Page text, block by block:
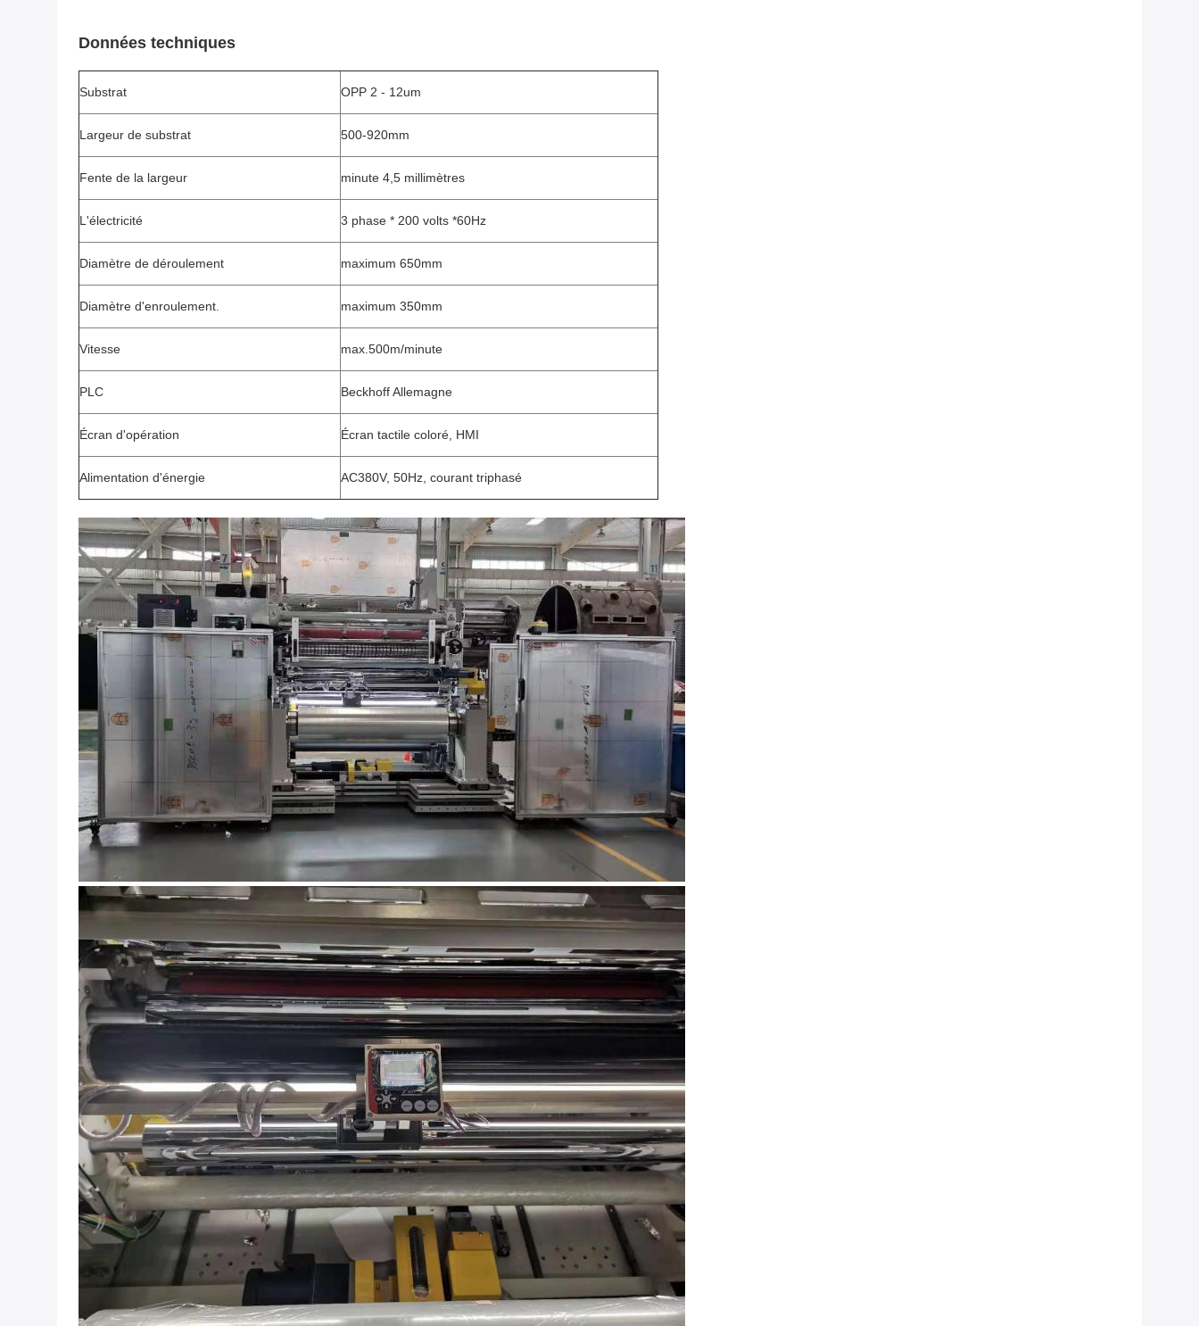
Données techniques
Substrat OPP 2 - 12um
Largeur de substrat 500-920mm
Fente de la largeur minute 4,5 millimètres
L'électricité 3 phase * 200 volts *60Hz
Diamètre de déroulement maximum 650mm
Diamètre d'enroulement. maximum 350mm
Vitesse max.500m/minute
PLC Beckhoff Allemagne
Écran d'opération Écran tactile coloré, HMI
Alimentation d'énergie AC380V, 50Hz, courant triphasé